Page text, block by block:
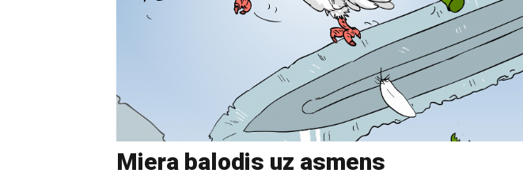
Miera balodis uz asmens